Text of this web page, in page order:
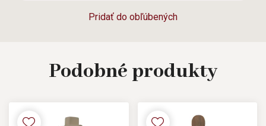
Pridať do obľúbených
Podobné produkty